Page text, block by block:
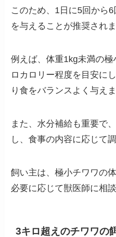
このため、1日に5回から
を与えることが推奨されま
例えば、体重1kg未満の
ロカロリー程度を目安に
り食をバランスよく与えま
また、水分補給も重要で
し、食事の内容に応じて
飼い主は、極小チワワの
必要に応じて獣医師に相
3キロ超えのチワワの